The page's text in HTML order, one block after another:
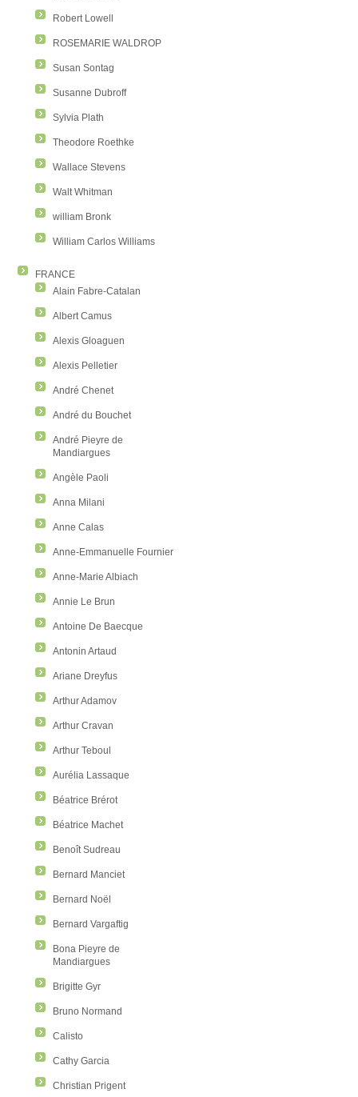
Robert Lowell
ROSEMARIE WALDROP
Susan Sontag
Susanne Dubroff
Sylvia Plath
Theodore Roethke
Wallace Stevens
Walt Whitman
william Bronk
William Carlos Williams
FRANCE
Alain Fabre-Catalan
Albert Camus
Alexis Gloaguen
Alexis Pelletier
André Chenet
André du Bouchet
André Pieyre de
Mandiargues
Angèle Paoli
Anna Milani
Anne Calas
Anne-Emmanuelle Fournier
Anne-Marie Albiach
Annie Le Brun
Antoine De Baecque
Antonin Artaud
Ariane Dreyfus
Arthur Adamov
Arthur Cravan
Arthur Teboul
Aurélia Lassaque
Béatrice Brérot
Béatrice Machet
Benoît Sudreau
Bernard Manciet
Bernard Noël
Bernard Vargaftig
Bona Pieyre de
Mandiargues
Brigitte Gyr
Bruno Normand
Calisto
Cathy Garcia
Christian Prigent